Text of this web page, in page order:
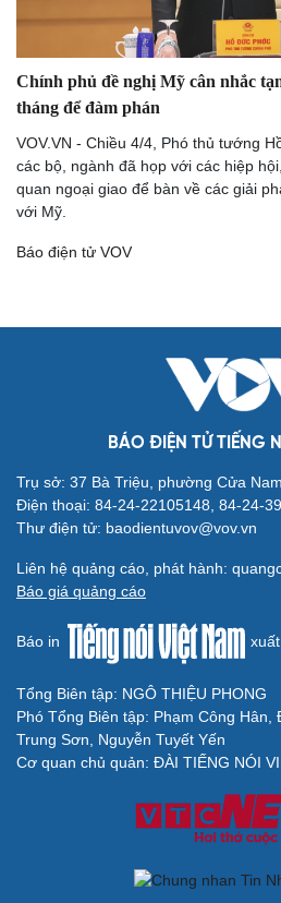
Cải chính
Chính phủ đề nghị Mỹ cân nhắc
tháng để đàm phán
VOV.VN - Chiều 4/4, Phó thủ tướng
các bộ, ngành đã họp với các hiệp
quan ngoại giao để bàn về các giải
với Mỹ.
Báo điện tử VOV
BÁO ĐIỆN TỬ TIẾNG
Trụ sở: 37 Bà Triệu, phường Cửa
Điện thoại: 84-24-22105148, 84-24-
Thư điện tử: baodientuvov@vov.vn
Liên hệ quảng cáo, phát hành:
Báo giá quảng cáo
Báo in
Tổng Biên tập: NGÔ THIỆU PHONG
Phó Tổng Biên tập: Phạm Công Hân,
Trung Sơn, Nguyễn Tuyết Yến
Cơ quan chủ quản: ĐÀI TIẾNG NÓI